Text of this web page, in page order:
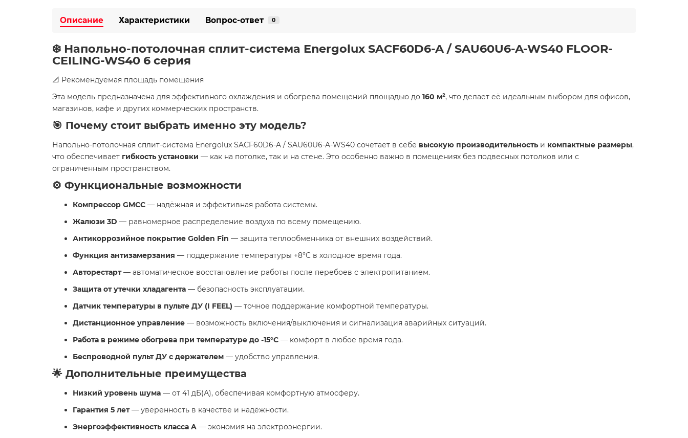
Описание Характеристики Вопрос-ответ 0
❄️ Напольно-потолочная сплит-система Energolux SAСF60D6-A / SAU60U6-A-WS40 FLOOR-
CEILING-WS40 6 серия
📐 Рекомендуемая площадь помещения
Эта модель предназначена для эффективного охлаждения и обогрева помещений площадью до 160 м², что делает её идеальным выбором для офисов,
магазинов, кафе и других коммерческих пространств.
🎯 Почему стоит выбрать именно эту модель?
Напольно-потолочная сплит-система Energolux SAСF60D6-A / SAU60U6-A-WS40 сочетает в себе высокую производительность и компактные размеры,
что обеспечивает гибкость установки — как на потолке, так и на стене. Это особенно важно в помещениях без подвесных потолков или с
ограниченным пространством.
⚙️ Функциональные возможности
Компрессор GMCC — надёжная и эффективная работа системы.
Жалюзи 3D — равномерное распределение воздуха по всему помещению.
Антикоррозийное покрытие Golden Fin — защита теплообменника от внешних воздействий.
Функция антизамерзания — поддержание температуры +8°C в холодное время года.
Авторестарт— автоматическое восстановление работы после перебоев с электропитанием.
Защита от утечки хладагента — безопасность эксплуатации.
Датчик температуры в пульте ДУ (I FEEL) — точное поддержание комфортной температуры.
Дистанционное управление — возможность включения/выключения и сигнализация аварийных ситуаций.
Работа в режиме обогрева при температуре до -15°C — комфорт в любое время года.
Беспроводной пульт ДУ с держателем — удобство управления.
🌟 Дополнительные преимущества
Низкий уровень шума — от 41 дБ(А), обеспечивая комфортную атмосферу.
Гарантия 5 лет— уверенность в качестве и надёжности.
Энергоэффективность класса A — экономия на электроэнергии.